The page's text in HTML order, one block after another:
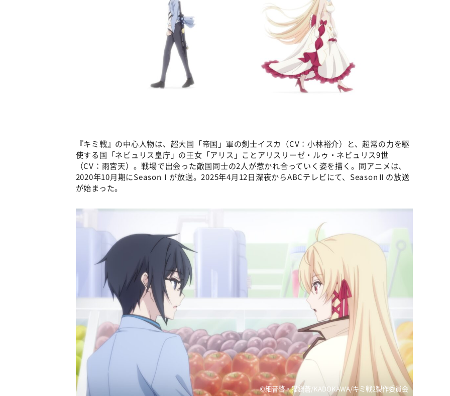
『キミ戦』の中心人物は、超大国「帝国」軍の剣士イスカ（CV：小林裕介）と、超常の力を駆
使する国「ネビュリス皇庁」の王女「アリス」ことアリスリーゼ・ルゥ・ネビュリス9世
（CV：雨宮天）。戦場で出会った敵国同士の2人が惹かれ合っていく姿を描く。同アニメは、
2020年10月期にSeasonⅠが放送。2025年4月12日深夜からABCテレビにて、SeasonⅡの放送
が始まった。
©細音啓・猫鍋蒼/KADOKAWA/キミ戦2製作委員会